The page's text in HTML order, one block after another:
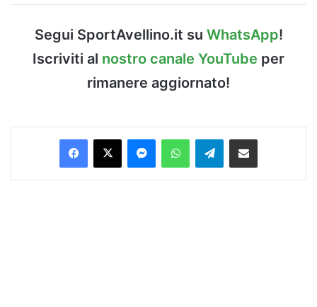
Segui SportAvellino.it su WhatsApp!
Iscriviti al nostro canale YouTube per
rimanere aggiornato!
Facebook
X MessengerWhatsAppTelegramCondividi via Email